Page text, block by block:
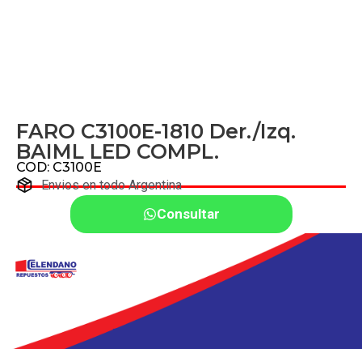
FARO C3100E-1810 Der./Izq.
BAIML LED COMPL.
COD: C3100E
Envios en todo Argentina
Consultar